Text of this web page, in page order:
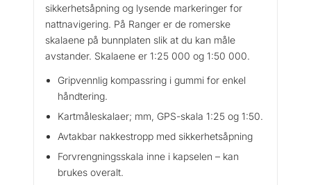
sikkerhetsåpning og lysende markeringer for
nattnavigering. På Ranger er de romerske
skalaene på bunnplaten slik at du kan måle
avstander. Skalaene er 1:25 000 og 1:50 000.
Gripvennlig kompassring i gummi for enkel
håndtering.
Kartmåleskalaer; mm, GPS-skala 1:25 og 1:50.
Avtakbar nakkestropp med sikkerhetsåpning
Forvrengningsskala inne i kapselen – kan
brukes overalt.